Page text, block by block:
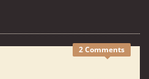
2 Comments